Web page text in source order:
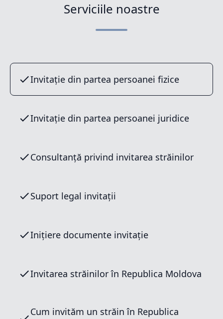
Serviciile noastre
Invitație din partea persoanei fizice
Invitație din partea persoanei juridice
Consultanță privind invitarea străinilor
Suport legal invitații
Inițiere documente invitație
Invitarea străinilor în Republica Moldova
Cum invităm un străin în Republica